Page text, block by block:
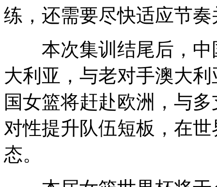
练，还需要尽快适应节
本次集训结尾后，中
大利亚，与老对手澳大
国女篮将赶赴欧洲，与
对性提升队伍短板，在
态。